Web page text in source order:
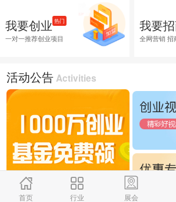
首页 行业 展会
2026-08-06
我要创业 热门
一对一推荐创业项目
我要
全网营销 招
活动公告 Activities